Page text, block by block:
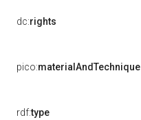
dc:rights
pico:materialAndTechnique
rdf:type